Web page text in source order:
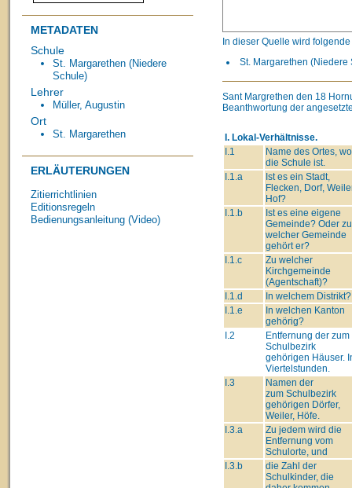
METADATEN
Schule
St. Margarethen (Niedere
Schule)
Lehrer
Müller, Augustin
Ort
St. Margarethen
ERLÄUTERUNGEN
Zitierrichtlinien
Editionsregeln
Bedienungsanleitung (Video)
In dieser Quelle wird
St. Margarethen (Niedere
Sant Margrethen den 18
Beanthwortung der
I. Lokal-Verhältnisse.
I.1
Name des Ortes, wo
die Schule ist.
I.1.a
Ist es ein Stadt,
Flecken, Dorf,
Hof?
I.1.b
Ist es eine eigene
Gemeinde? Oder zu
welcher Gemeinde
gehört er?
I.1.c
Zu welcher
Kirchgemeinde
(Agentschaft)?
I.1.d
In welchem Distrikt?
I.1.e
In welchen Kanton
gehörig?
I.2
Entfernung der zum
Schulbezirk
gehörigen Häuser.
Viertelstunden.
I.3
Namen der
zum Schulbezirk
gehörigen Dörfer,
Weiler, Höfe.
I.3.a
Zu jedem wird die
Entfernung vom
Schulorte, und
I.3.b
die Zahl der
Schulkinder, die